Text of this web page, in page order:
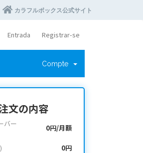
カラフルボックス公式サイト
Entrada Registrar-se
Compte
文の内容
バー
0円/月額
0円